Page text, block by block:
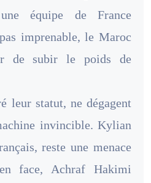
équipe de France
imprenable, le Maroc
de subir le poids de
leur statut, ne dégagent
invincible. Kylian
reste une menace
face, Achraf Hakimi